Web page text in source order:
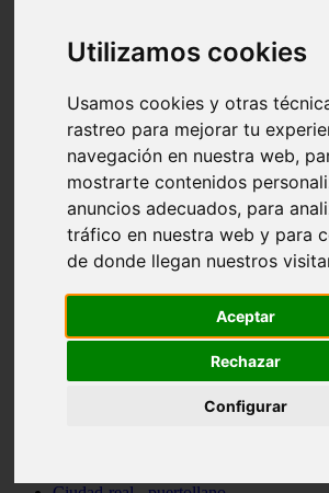
Utilizamos cookies
Usamos cookies y otras
rastreo para mejorar tu
navegación en nuestra web,
mostrarte contenidos
anuncios adecuados, para
tráfico en nuestra web y para
de donde llegan nuestros
Aceptar
Rechazar
Configurar
Valencia - chiva
Murcia - calasparra
Valencia - sagunt
Asturias - ribadesella
Castellón - benicàssim
Alicante - el-campello
Cádiz - rota
Madrid - las-rozas-de-madrid
Ciudad-real - ciudad-real
Madrid - tres-cantos
Las-palmas - yaiza
Alicante - elx